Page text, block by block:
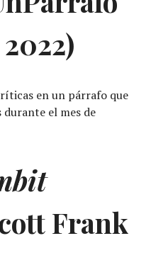
en un párrafo que
el mes de
Frank